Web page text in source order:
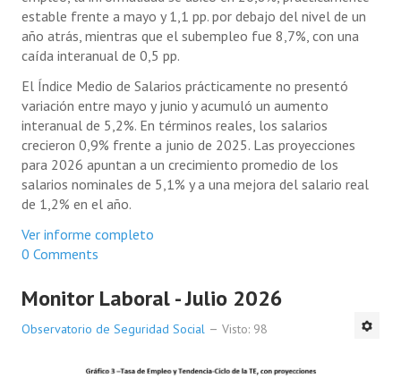
estable frente a mayo y 1,1 pp. por debajo del nivel de un
año atrás, mientras que el subempleo fue 8,7%, con una
caída interanual de 0,5 pp.
El Índice Medio de Salarios prácticamente no presentó
variación entre mayo y junio y acumuló un aumento
interanual de 5,2%. En términos reales, los salarios
crecieron 0,9% frente a junio de 2025. Las proyecciones
para 2026 apuntan a un crecimiento promedio de los
salarios nominales de 5,1% y a una mejora del salario real
de 1,2% en el año.
Ver informe completo
0 Comments
Monitor Laboral - Julio 2026
Observatorio de Seguridad Social Visto: 98